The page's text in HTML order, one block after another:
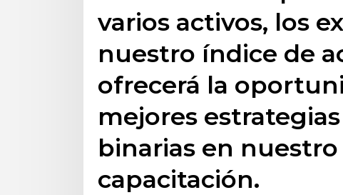
varios activos, los
nuestro índice de
ofrecerá la
mejores
binarias en
capacitación.